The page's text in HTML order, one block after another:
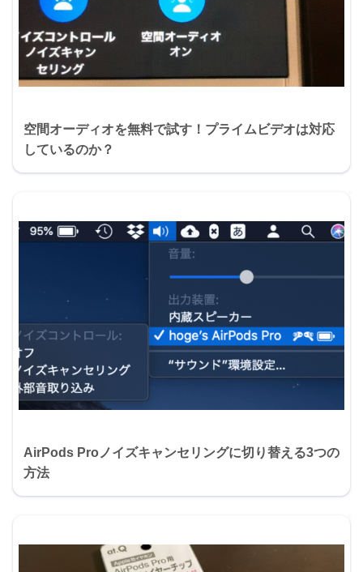
空間オーディオを無料で試す！プライムビデオは対応
しているのか？
AirPods Proノイズキャンセリングに切り替える3つの
方法